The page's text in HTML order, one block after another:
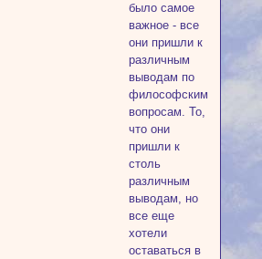
было самое
важное - все
они пришли к
различным
выводам по
философским
вопросам. То,
что они
пришли к
столь
различным
выводам, но
все еще
хотели
оставаться в